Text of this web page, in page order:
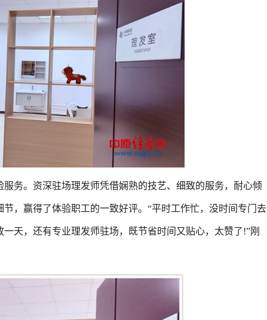
。资深驻场理发师凭借娴熟的技艺、细致的服务，耐心倾
，赢得了体验职工的一致好评。“平时工作忙，没时间专门去
天，还有专业理发师驻场，既节省时间又贴心，太赞了!”刚